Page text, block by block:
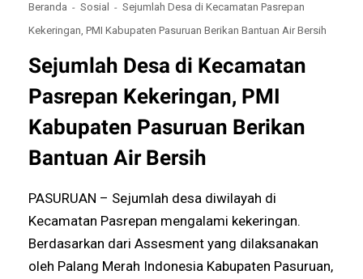
Beranda Sosial
Sejumlah Desa di Kecamatan Pasrepan
Kekeringan, PMI Kabupaten Pasuruan Berikan Bantuan Air Bersih
Sejumlah Desa di Kecamatan
Pasrepan Kekeringan, PMI
Kabupaten Pasuruan Berikan
Bantuan Air Bersih
PASURUAN – Sejumlah desa diwilayah di
Kecamatan Pasrepan mengalami kekeringan.
Berdasarkan dari Assesment yang dilaksanakan
oleh Palang Merah Indonesia Kabupaten Pasuruan,